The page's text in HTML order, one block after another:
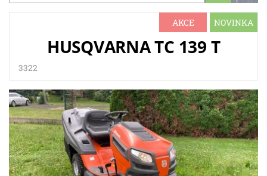
AKCE NOVINKA
HUSQVARNA TC 139 T
3322